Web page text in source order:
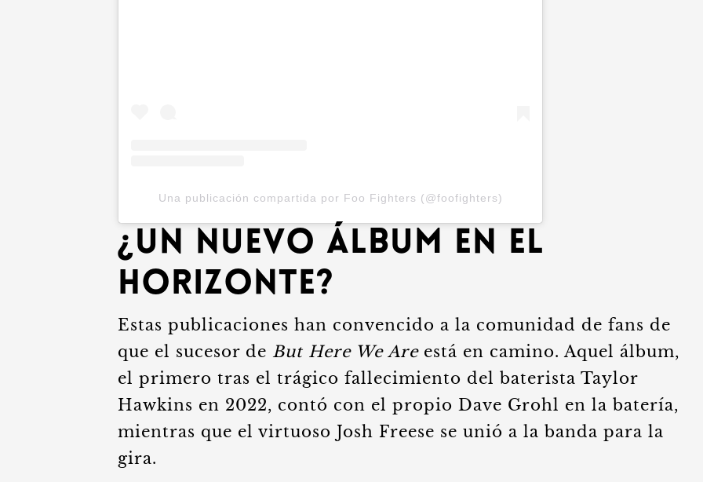
Una publicación compartida por Foo Fighters (@foofighters)
¿Un Nuevo Álbum en el
Horizonte?
Estas publicaciones han convencido a la comunidad de fans de
que el sucesor de But Here We Areestá en camino. Aquel álbum,
el primero tras el trágico fallecimiento del baterista Taylor
Hawkins en 2022, contó con el propio Dave Grohl en la batería,
mientras que el virtuoso Josh Freese se unió a la banda para la
gira.